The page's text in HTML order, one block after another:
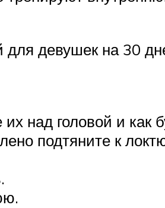
девушек на 30
над головой и как
подтяните к